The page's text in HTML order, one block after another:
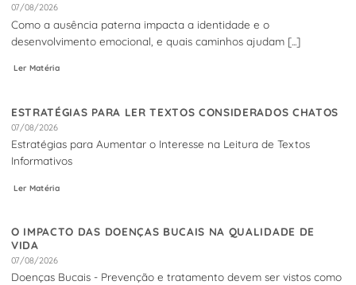
07/08/2026
Como a ausência paterna impacta a identidade e o
desenvolvimento emocional, e quais caminhos ajudam [...]
Ler Matéria
ESTRATÉGIAS PARA LER TEXTOS CONSIDERADOS CHATOS
07/08/2026
Estratégias para Aumentar o Interesse na Leitura de Textos
Informativos
Ler Matéria
O IMPACTO DAS DOENÇAS BUCAIS NA QUALIDADE DE
VIDA
07/08/2026
Doenças Bucais - Prevenção e tratamento devem ser vistos como